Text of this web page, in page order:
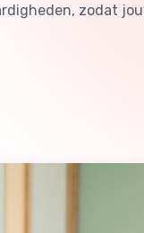
zodat